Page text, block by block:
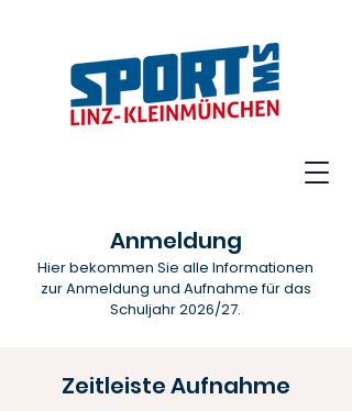
Anmeldung
Hier bekommen Sie alle Informationen
zur Anmeldung und Aufnahme für das
Schuljahr 2026/27.
Zeitleiste Aufnahme